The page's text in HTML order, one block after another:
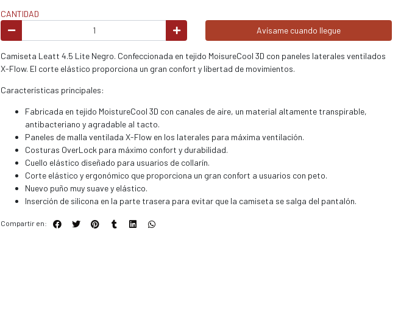
CANTIDAD
Avísame cuando llegue
Camiseta Leatt 4.5 Lite Negro. Confeccionada en tejido MoisureCool 3D con paneles laterales ventilados
X-Flow. El corte elástico proporciona un gran confort y libertad de movimientos.
Características principales:
Fabricada en tejido MoistureCool 3D con canales de aire, un material altamente transpirable,
antibacteriano y agradable al tacto.
Paneles de malla ventilada X-Flow en los laterales para máxima ventilación.
Costuras OverLock para máximo confort y durabilidad.
Cuello elástico diseñado para usuarios de collarín.
Corte elástico y ergonómico que proporciona un gran confort a usuarios con peto.
Nuevo puño muy suave y elástico.
Inserción de silicona en la parte trasera para evitar que la camiseta se salga del pantalón.
Compartir en: